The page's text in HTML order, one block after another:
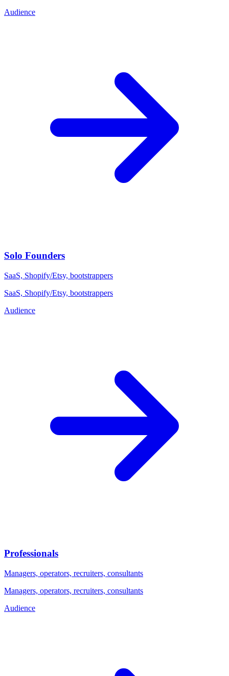
Audience
Solo Founders
SaaS, Shopify/Etsy, bootstrappers
SaaS, Shopify/Etsy, bootstrappers
Audience
Professionals
Managers, operators, recruiters, consultants
Managers, operators, recruiters, consultants
Audience